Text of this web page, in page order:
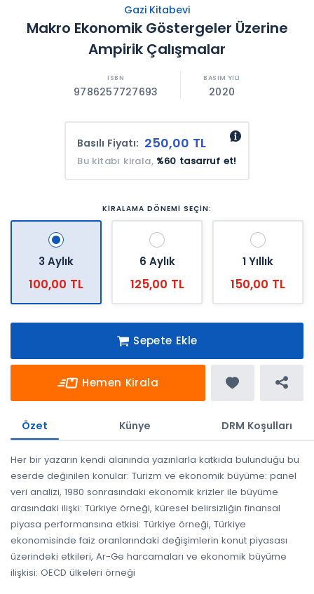
Gazi Kitabevi
Makro Ekonomik Göstergeler Üzerine
Ampirik Çalışmalar
9786257727693 2020
Basılı Fiyatı: 250,00 TL
Bu kitabı kirala, %60 tasarruf et!
KİRALAMA DÖNEMİ SEÇİN:
3 Aylık
100,00 TL
6 Aylık
125,00 TL
1 Yıllık
150,00 TL
Sepete Ekle
Hemen Kirala
Özet Künye DRM Koşulları
Her bir yazarın kendi alanında yazınlarla katkıda bulunduğu bu
eserde değinilen konular: Turizm ve ekonomik büyüme: panel
veri analizi, 1980 sonrasındaki ekonomik krizler ile büyüme
arasındaki ilişki: Türkiye örneği, küresel belirsizliğin finansal
piyasa performansına etkisi: Türkiye örneği, Türkiye
ekonomisinde faiz oranlarındaki değişimlerin konut piyasası
üzerindeki etkileri, Ar-Ge harcamaları ve ekonomik büyüme
ilişkisi: OECD ülkeleri örneği